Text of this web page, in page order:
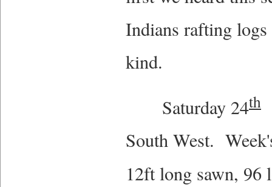
Indians rafting
kind.
Saturday 24th
South West.
12ft long sawn, 96